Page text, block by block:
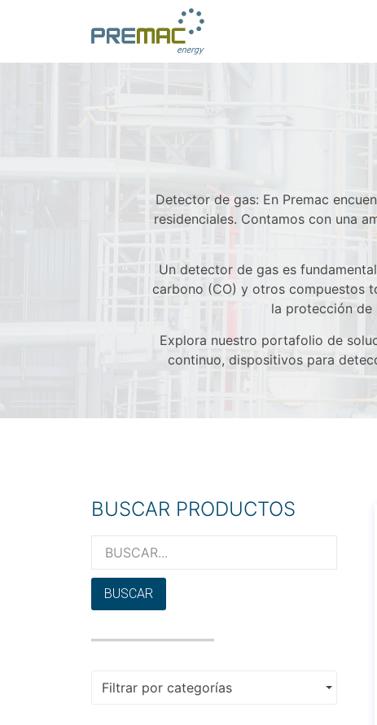
Detector de gas: En Premac
residenciales. Contamos con una
Un detector de gas es
carbono (CO) y otros compuestos
la protección de
Explora nuestro portafolio de
continuo, dispositivos para
BUSCAR PRODUCTOS
BUSCAR
Filtrar por categorías